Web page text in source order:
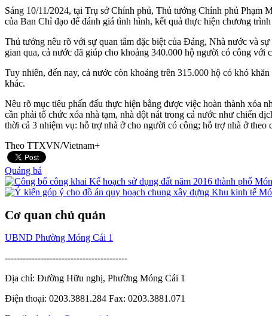
Sáng 10/11/2024, tại Trụ sở Chính phủ, Thủ tướng Chính phủ Phạm
của Ban Chỉ đạo để đánh giá tình hình, kết quả thực hiện chương
Thủ tướng nêu rõ với sự quan tâm đặc biệt của Đảng, Nhà nước và
gian qua, cả nước đã giúp cho khoảng 340.000 hộ người có công với
Tuy nhiên, đến nay, cả nước còn khoảng trên 315.000 hộ có khó
khác.
Nêu rõ mục tiêu phấn đấu thực hiện bằng được việc hoàn thành xóa
cần phải tổ chức xóa nhà tạm, nhà dột nát trong cả nước như chiến
thời cả 3 nhiệm vụ: hỗ trợ nhà ở cho người có công; hỗ trợ nhà ở
Theo TTXVN/Vietnam+
Quảng bá
Cơ quan chủ quản
UBND Phường Móng Cái 1
-----------------------------------------
Địa chỉ: Đường Hữu nghị, Phường Móng Cái 1
Điện thoại: 0203.3881.284 Fax: 0203.3881.071